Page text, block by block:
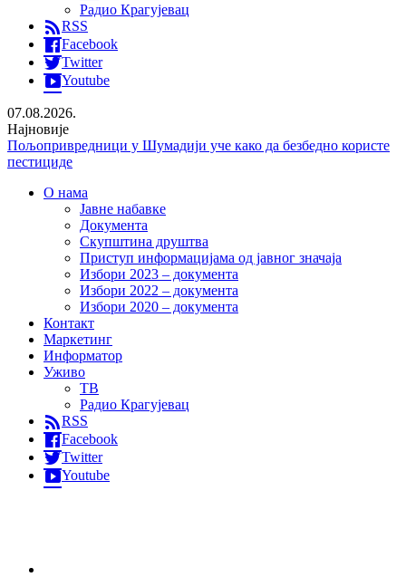
Радио Крагујевац
RSS
Facebook
Twitter
Youtube
07.08.2026.
Најновије
Лана Андрић 11. августа путује на лечење – потребно 45.000
евра
Кости Динићу
Хапшење због 85 килограма дроге: Међу осумњиченима и
мушкарац (38) из Крагујевца
О нама
Јавне набавке
Документа
Скупштина друштва
Приступ информацијама од јавног значаја
Избори 2023 – документа
Избори 2022 – документа
Избори 2020 – документа
Контакт
Маркетинг
Информатор
Уживо
ТВ
Радио Крагујевац
RSS
Facebook
Twitter
Youtube